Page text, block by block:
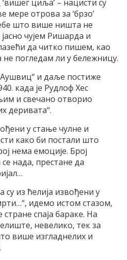
циља’ – нацисти су
мере отрова за ‘брзо’
што више ништа не
чујем Ришарда и
да читко пишем, као
не погледам ли у бележницу.
и даље постиже
када је Рудлоф Хес
и свечано отворио
деривата“.
у стање чулне и
како би постали што
нема емоције. Број
нада, престане да
из ћелија извођени у
идемо истом стазом,
спаја бараке. На
невелико, тек за
више изгладнелих и